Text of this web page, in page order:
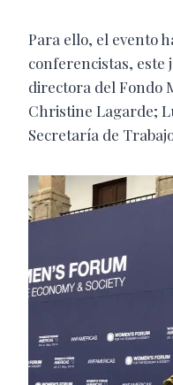
Para ello, el evento
conferencistas, este
directora del Fondo
Christine Lagarde;
Secretaría de